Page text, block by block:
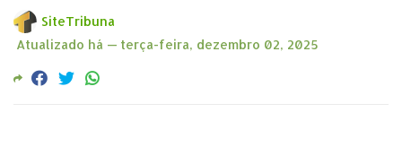
SiteTribuna
Atualizado há — terça-feira, dezembro 02, 2025